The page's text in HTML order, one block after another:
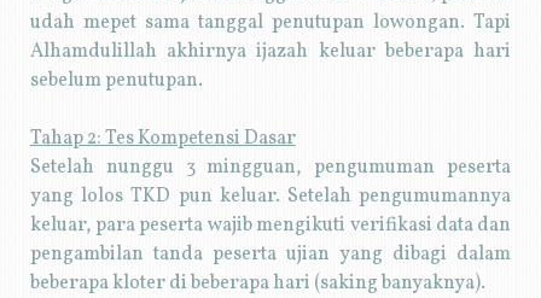
udah mepet sama tanggal penutupan lowongan. Tapi
Alhamdulillah akhirnya ijazah keluar beberapa hari
sebelum penutupan.
Tahap 2: Tes Kompetensi Dasar
Setelah nunggu 3 mingguan, pengumuman peserta
yang lolos TKD pun keluar. Setelah pengumumannya
keluar, para peserta wajib mengikuti verifikasi data dan
pengambilan tanda peserta ujian yang dibagi dalam
beberapa kloter di beberapa hari (saking banyaknya).